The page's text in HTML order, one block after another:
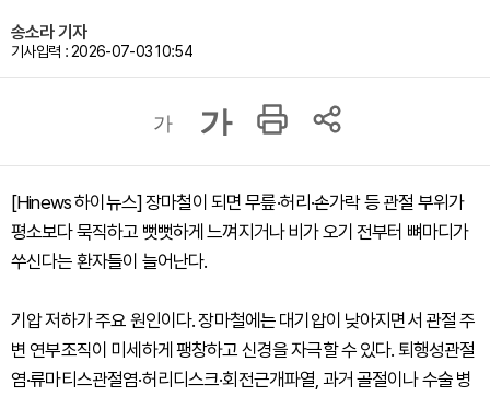
송소라 기자
기사입력 : 2026-07-03 10:54
가 가
[Hinews 하이뉴스] 장마철이 되면 무릎·허리·손가락 등 관절 부위가
평소보다 묵직하고 뻣뻣하게 느껴지거나 비가 오기 전부터 뼈마디가
쑤신다는 환자들이 늘어난다.
기압 저하가 주요 원인이다. 장마철에는 대기압이 낮아지면서 관절 주
변 연부조직이 미세하게 팽창하고 신경을 자극할 수 있다. 퇴행성관절
염·류마티스관절염·허리디스크·회전근개파열, 과거 골절이나 수술 병